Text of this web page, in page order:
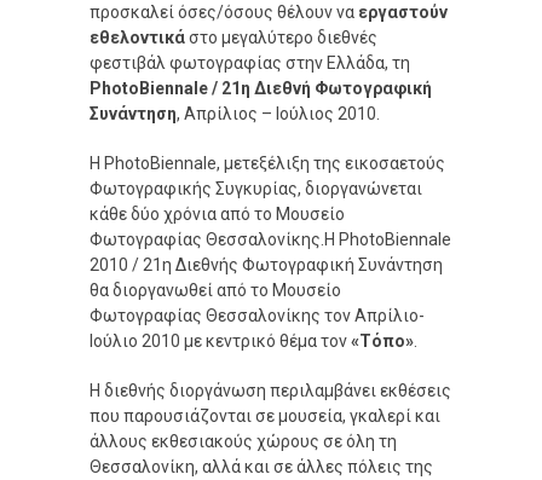
προσκαλεί όσες/όσους θέλουν να εργαστούν
εθελοντικάστο μεγαλύτερο διεθνές
φεστιβάλ φωτογραφίας στην Ελλάδα, τη
PhotoΒiennale / 21η Διεθνή Φωτογραφική
Συνάντηση, Απρίλιος – Ιούλιος 2010.
Η PhotoΒiennale, μετεξέλιξη της εικοσαετούς
Φωτογραφικής Συγκυρίας, διοργανώνεται
κάθε δύο χρόνια από το Μουσείο
Φωτογραφίας Θεσσαλονίκης.Η PhotoBiennale
2010 / 21η Διεθνής Φωτογραφική Συνάντηση
θα διοργανωθεί από το Μουσείο
Φωτογραφίας Θεσσαλονίκης τον Απρίλιο-
Ιούλιο 2010 με κεντρικό θέμα τον«Τόπο»
Η διεθνής διοργάνωση περιλαμβάνει εκθέσεις
που παρουσιάζονται σε μουσεία, γκαλερί και
άλλους εκθεσιακούς χώρους σε όλη τη
Θεσσαλονίκη, αλλά και σε άλλες πόλεις της